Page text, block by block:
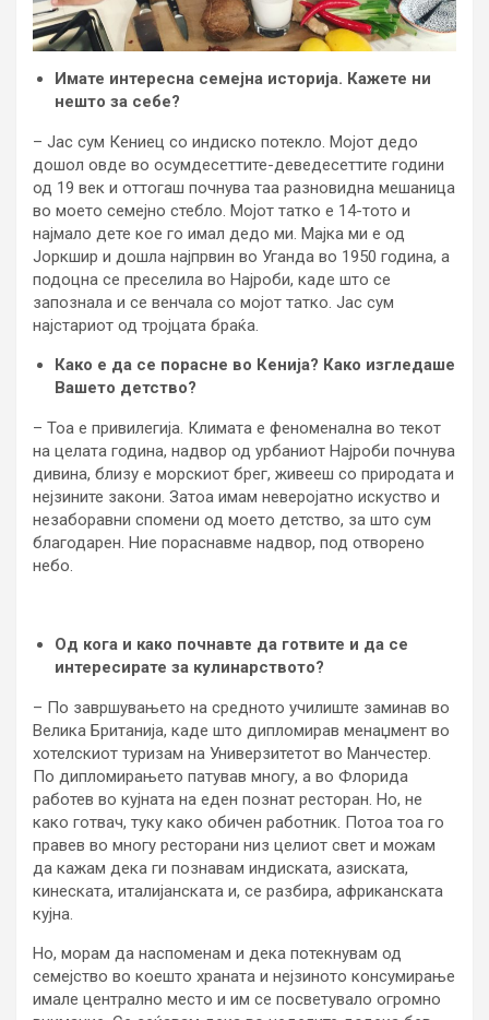
Имате интересна семејна историја. Кажете ни
нешто за себе?
– Јас сум Кениец со индиско потекло. Мојот дедо
дошол овде во осумдесеттите-деведесеттите години
од 19 век и оттогаш почнува таа разновидна мешаница
во моето семејно стебло. Мојот татко е 14-тото и
најмало дете кое го имал дедо ми. Мајка ми е од
Јоркшир и дошла најпрвин во Уганда во 1950 година, а
подоцна се преселила во Најроби, каде што се
запознала и се венчала со мојот татко. Јас сум
најстариот од тројцата браќа.
Како е да се порасне во Кенија? Како изгледаше
Вашето детство?
– Тоа е привилегија. Климата е феноменална во текот
на целата година, надвор од урбаниот Најроби почнува
дивина, близу е морскиот брег, живееш со природата и
нејзините закони. Затоа имам неверојатно искуство и
незаборавни спомени од моето детство, за што сум
благодарен. Ние пораснавме надвор, под отворено
небо.
Од кога и како почнавте да готвите и да се
интересирате за кулинарството?
– По завршувањето на средното училиште заминав во
Велика Британија, каде што дипломирав менаџмент во
хотелскиот туризам на Универзитетот во Манчестер.
По дипломирањето патував многу, а во Флорида
работев во кујната на еден познат ресторан. Но, не
како готвач, туку како обичен работник. Потоа тоа го
правев во многу ресторани низ целиот свет и можам
да кажам дека ги познавам индиската, азиската,
кинеската, италијанската и, се разбира, африканската
кујна.
Но, морам да наспоменам и дека потекнувам од
семејство во коешто храната и нејзиното консумирање
имале централно место и им се посветувало огромно